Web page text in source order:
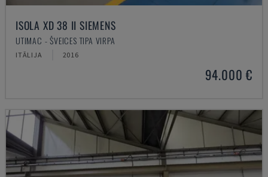
ISOLA XD 38 II SIEMENS
UTIMAC - ŠVEICES TIPA VIRPA
ITĀLIJA 2016
94.000 €